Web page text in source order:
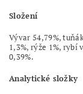
Složení
Vývar 54,79%,
1,3%, rýže 1%, rybí
0,39%.
Analytické složky